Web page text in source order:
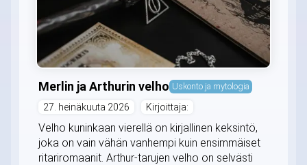
Merlin ja Arthurin velho Uskonto ja mytologia
27. heinäkuuta 2026 Kirjoittaja:
Velho kuninkaan vierellä on kirjallinen keksintö,
joka on vain vähän vanhempi kuin ensimmäiset
ritariromaanit. Arthur-tarujen velho on selvästi